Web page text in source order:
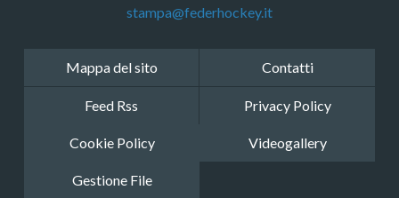
stampa@federhockey.it
Mappa del sito Contatti
Feed Rss Privacy Policy
Cookie Policy Videogallery
Gestione File